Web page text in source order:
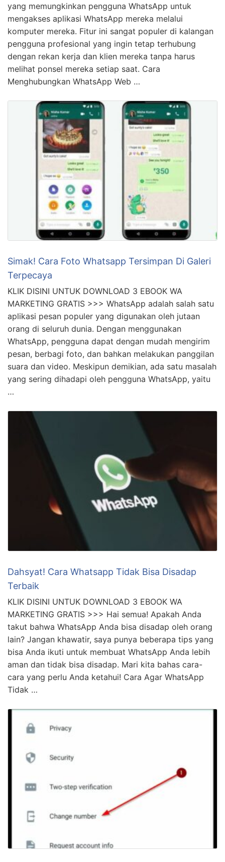
yang memungkinkan pengguna WhatsApp untuk
mengakses aplikasi WhatsApp mereka melalui
komputer mereka. Fitur ini sangat populer di kalangan
pengguna profesional yang ingin tetap terhubung
dengan rekan kerja dan klien mereka tanpa harus
melihat ponsel mereka setiap saat. Cara
Menghubungkan WhatsApp Web …
Simak! Cara Foto Whatsapp Tersimpan Di Galeri
Terpecaya
KLIK DISINI UNTUK DOWNLOAD 3 EBOOK WA
MARKETING GRATIS >>> WhatsApp adalah salah satu
aplikasi pesan populer yang digunakan oleh jutaan
orang di seluruh dunia. Dengan menggunakan
WhatsApp, pengguna dapat dengan mudah mengirim
pesan, berbagi foto, dan bahkan melakukan panggilan
suara dan video. Meskipun demikian, ada satu masalah
yang sering dihadapi oleh pengguna WhatsApp, yaitu
…
Dahsyat! Cara Whatsapp Tidak Bisa Disadap
Terbaik
KLIK DISINI UNTUK DOWNLOAD 3 EBOOK WA
MARKETING GRATIS >>> Hai semua! Apakah Anda
takut bahwa WhatsApp Anda bisa disadap oleh orang
lain? Jangan khawatir, saya punya beberapa tips yang
bisa Anda ikuti untuk membuat WhatsApp Anda lebih
aman dan tidak bisa disadap. Mari kita bahas cara-
cara yang perlu Anda ketahui! Cara Agar WhatsApp
Tidak …